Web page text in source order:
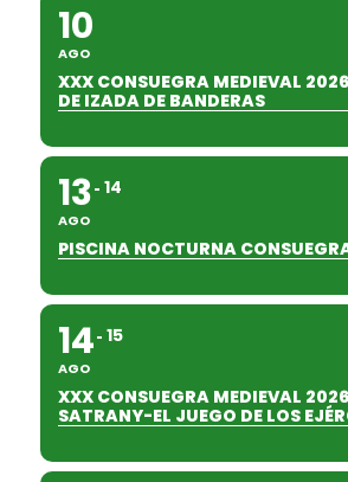
10
AGO
XXX CONSUEGRA MEDIEVAL
DE IZADA DE BANDERAS
13
AGO
14
PISCINA NOCTURNA
14
AGO
15
XXX CONSUEGRA MEDIEVAL
SATRANY-EL JUEGO DE LOS